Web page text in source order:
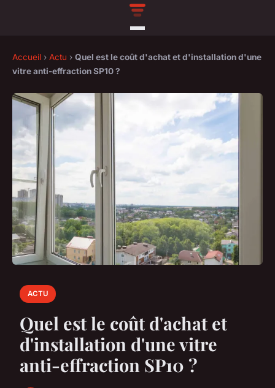
Accueil › Actu › Quel est le coût d'achat et d'installation d'une
vitre anti-effraction SP10 ?
ACTU
Quel est le coût d'achat et
d'installation d'une vitre
anti-effraction SP10 ?